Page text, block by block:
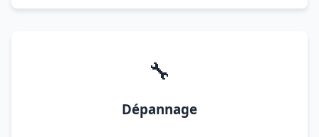
🔧
Dépannage